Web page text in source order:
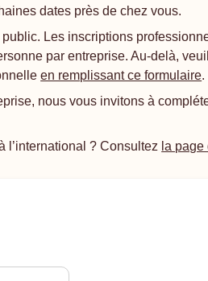
dates près de chez vous.
Les inscriptions
par entreprise. Au-delà,
en remplissant ce formulaire.
nous vous invitons à
l’international ? Consultez la